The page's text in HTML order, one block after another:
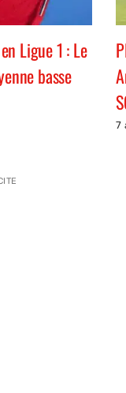
Ligue 1 : Le
basse
7